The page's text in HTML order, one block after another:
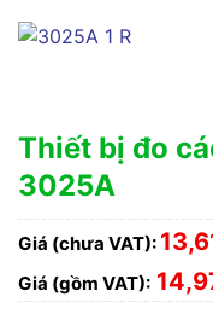
Thiết bị đo
3025A
Giá (chưa VAT):
Giá (gồm VAT):